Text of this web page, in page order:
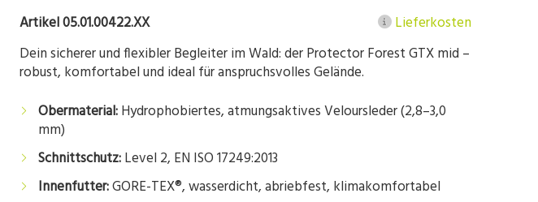
Artikel 05.01.00422.XX
Lieferkosten
Dein sicherer und flexibler Begleiter im Wald: der Protector Forest GTX mid –
robust, komfortabel und ideal für anspruchsvolles Gelände.
Obermaterial:Hydrophobiertes, atmungsaktives Veloursleder (2,8–3,0
mm)
Schnittschutz:Level 2, EN ISO 17249:2013
Innenfutter:GORE-TEX®, wasserdicht, abriebfest, klimakomfortabel